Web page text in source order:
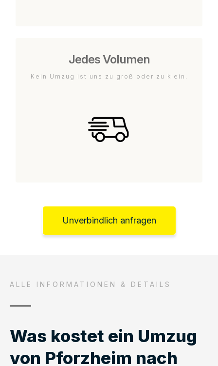
Jedes Volumen
Kein Umzug ist uns zu groß oder zu klein.
Unverbindlich anfragen
ALLE INFORMATIONEN & DETAILS
Was kostet ein Umzug
von Pforzheim nach